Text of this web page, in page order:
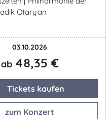
Otaryan
03.10.2026
ab 48,35 €
Tickets kaufen
zum Konzert